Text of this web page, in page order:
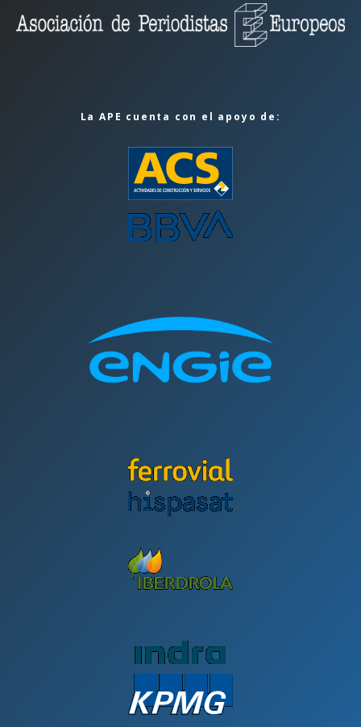
La APE cuenta con el apoyo de: